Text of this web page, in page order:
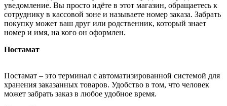
уведомление. Вы просто идёте в этот магазин, обращаетесь к
сотруднику в кассовой зоне и называете номер заказа. Забрать
покупку может ваш друг или родственник, который знает
номер и имя, на кого он оформлен.
Постамат
Постамат – это терминал с автоматизированной системой для
хранения заказанных товаров. Удобство в том, что человек
может забрать заказ в любое удобное время.